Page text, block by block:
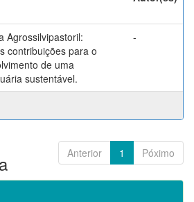
Agrossilvipastoril:
contribuições para o
de uma
sustentável.
-
Anterior 1 Póximo